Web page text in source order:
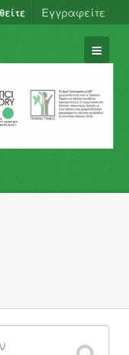
Εγγραφείτε